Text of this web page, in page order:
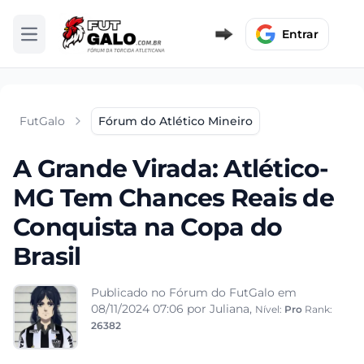
Abrir menu Entrar
FutGalo Fórum do Atlético Mineiro
A Grande Virada: Atlético-
MG Tem Chances Reais de
Conquista na Copa do
Brasil
Publicado no Fórum do FutGalo em
08/11/2024 07:06 por Juliana, Nível: Pro Rank:
26382